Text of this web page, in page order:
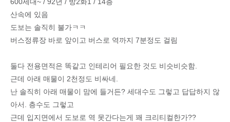
산속에 있음
도보는 솔직히 불가ㅋㅋ
버스정류장 바로 앞이고 버스로 역까지 7분정도 걸림
둘다 전용면적은 똑같고 인테리어 필요한 것도 비슷비슷함.
근데 아래 매물이 2천정도 비싸네.
난 솔직히 아래 매물이 맘에 들거든? 세대수도 그렇고 답답하지 않
아서. 층수도 그렇고
근데 입지면에서 도보로 역 못간다는게 꽤 크리티컬한가??